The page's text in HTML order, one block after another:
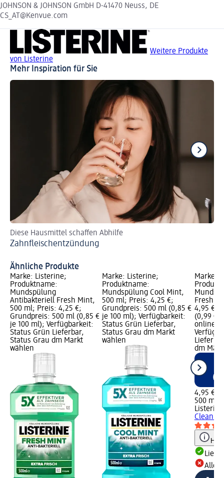
JOHNSON & JOHNSON GmbH D-41470 Neuss, DE
CS_AT@Kenvue.com
Weitere Produkte
von Listerine
Mehr Inspiration für Sie
Diese Hausmittel schaffen Abhilfe
Zahnfleischentzündung
Ähnliche Produkte
Marke: Listerine;
Produktname:
Mundspülung
Antibakteriell Fresh Mint,
500 ml; Preis: 4,25 €;
Grundpreis: 500 ml (0,85 €
je 100 ml); Verfügbarkeit:
Status Grün Lieferbar,
Status Grau dm Markt
wählen
Marke: Listerine;
Produktname:
Mundspülung Cool Mint,
500 ml; Preis: 4,25 €;
Grundpreis: 500 ml (0,85 €
je 100 ml); Verfügbarkeit:
Status Grün Lieferbar,
Status Grau dm Markt
wählen
Marke:
Fresh,
4,95 €;
(0,99 €
online
dm
4,95 €
500 ml
Listerine
Clean &
Alle